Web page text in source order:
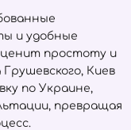
и удобные
ценит простоту и
Киев
по Украине,
превращая